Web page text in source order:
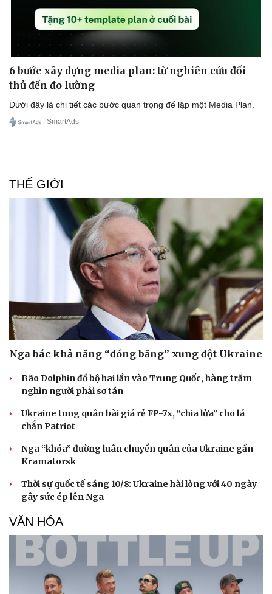
Du lịch
Tư vấn
Săn Tour
check-in
Podcast
Câu chuyện thời sự
Đọc truyện đêm khuya
Cửa sổ tình yêu
Kể chuyện cho bé
Hạt giống tâm hồn
6 bước xây dựng media plan: từ nghiên cứu đối
thủ đến đo lường
Dưới đây là chi tiết các bước quan trọng để lập một Media Plan.
| SmartAds
THẾ GIỚI
Nga bác khả năng “đóng băng” xung đột Ukraine
Bão Dolphin đổ bộ hai lần vào Trung Quốc, hàng trăm
nghìn người phải sơ tán
Ukraine tung quân bài giá rẻ FP-7x, “chia lửa” cho lá
chắn Patriot
Nga “khóa” đường luân chuyển quân của Ukraine gần
Kramatorsk
Thời sự quốc tế sáng 10/8: Ukraine hài lòng với 40 ngày
gây sức ép lên Nga
VĂN HÓA